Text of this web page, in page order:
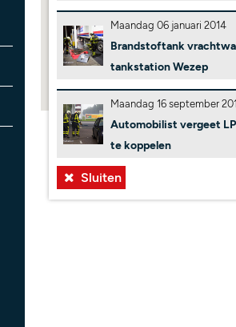
Maandag 06 januari 2014
Brandstoftank
tankstation Wezep
Maandag 16 september
Automobilist vergeet
te koppelen
Sluiten